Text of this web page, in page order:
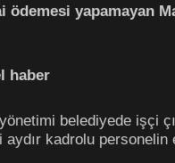
ödemesi yapamayan
haber
belediyede işçi
aydır kadrolu